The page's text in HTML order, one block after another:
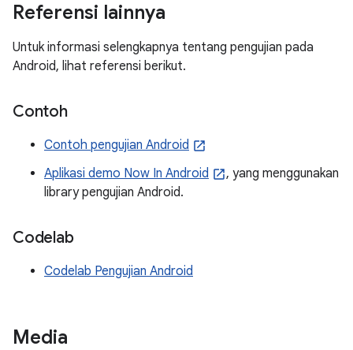
Referensi lainnya
Untuk informasi selengkapnya tentang pengujian pada
Android, lihat referensi berikut.
Contoh
Contoh pengujian Android
Aplikasi demo Now In Android
, yang menggunakan
library pengujian Android.
Codelab
Codelab Pengujian Android
Media